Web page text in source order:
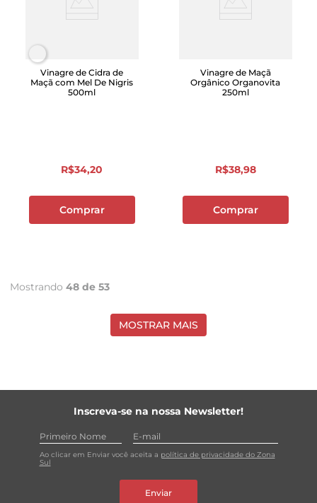
Vinagre de Cidra de
Maçã com Mel De Nigris
500ml
R$34,20
Comprar
Vinagre de Maçã
Orgânico Organovita
250ml
R$38,98
Comprar
Mostrando 48 de 53
MOSTRAR MAIS
Inscreva-se na nossa Newsletter!
Ao clicar em Enviar você aceita a política de privacidade do Zona
Sul
Enviar